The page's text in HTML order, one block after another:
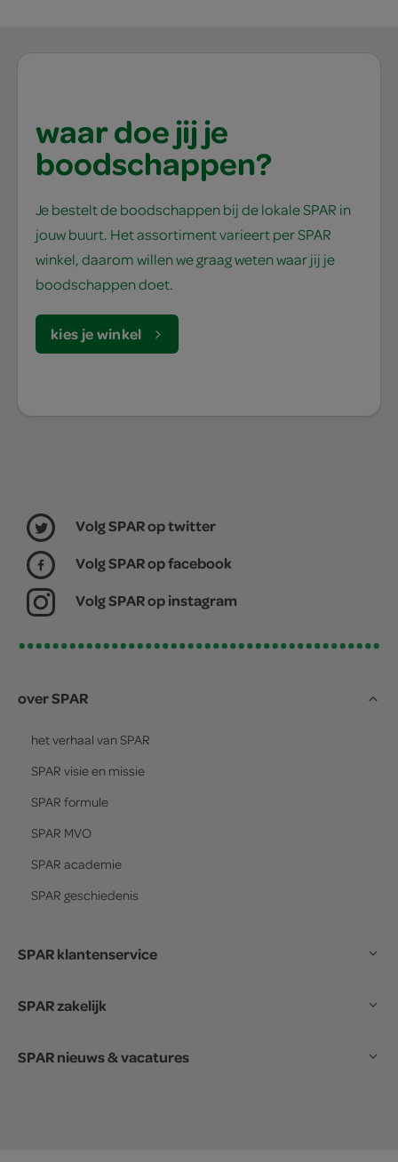
waar doe jij je
boodschappen?
Je bestelt de boodschappen bij de lokale SPAR in
jouw buurt. Het assortiment varieert per SPAR
winkel, daarom willen we graag weten waar jij je
boodschappen doet.
kies je winkel
Volg SPAR op twitter
Volg SPAR op facebook
Volg SPAR op instagram
over SPAR
het verhaal van SPAR
SPAR visie en missie
SPAR formule
SPAR MVO
SPAR academie
SPAR geschiedenis
SPAR klantenservice
SPAR zakelijk
SPAR nieuws & vacatures